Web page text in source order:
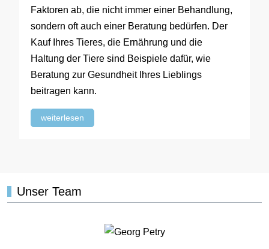
Faktoren ab, die nicht immer einer Behandlung,
sondern oft auch einer Beratung bedürfen. Der
Kauf Ihres Tieres, die Ernährung und die
Haltung der Tiere sind Beispiele dafür, wie
Beratung zur Gesundheit Ihres Lieblings
beitragen kann.
weiterlesen
Unser Team